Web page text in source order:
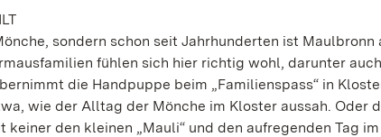
sondern schon seit Jahrhunderten ist Maulbronn
fühlen sich hier richtig wohl, darunter
die Handpuppe beim „Familienspass“ in
wie der Alltag der Mönche im Kloster aussah. Oder
den kleinen „Mauli“ und den aufregenden Tag